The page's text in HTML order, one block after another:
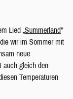
Lied „Summerland“
wir im Sommer mit
neue
auch gleich den
Temperaturen